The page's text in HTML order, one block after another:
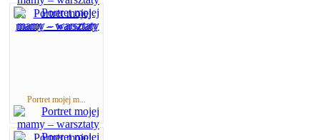
Portret mojej m...